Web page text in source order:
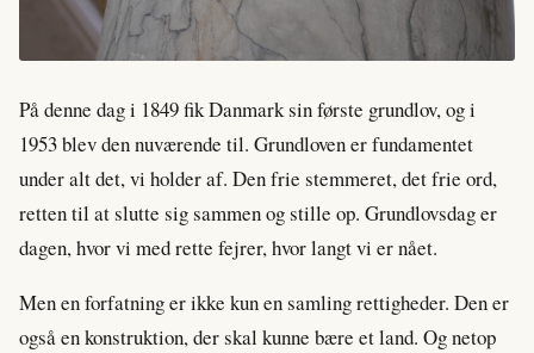
På denne dag i 1849 fik Danmark sin første grundlov, og i
1953 blev den nuværende til. Grundloven er fundamentet
under alt det, vi holder af. Den frie stemmeret, det frie ord,
retten til at slutte sig sammen og stille op. Grundlovsdag er
dagen, hvor vi med rette fejrer, hvor langt vi er nået.
Men en forfatning er ikke kun en samling rettigheder. Den er
også en konstruktion, der skal kunne bære et land. Og netop